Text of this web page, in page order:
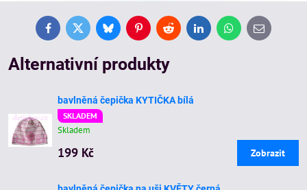
FacebookTwitterBlueskyPinterestReddit LinkedInWhatsApp
E-
mail
Alternativní produkty
bavlněná čepička KYTIČKA bílá
SKLADEM
Skladem
199 Kč Zobrazit